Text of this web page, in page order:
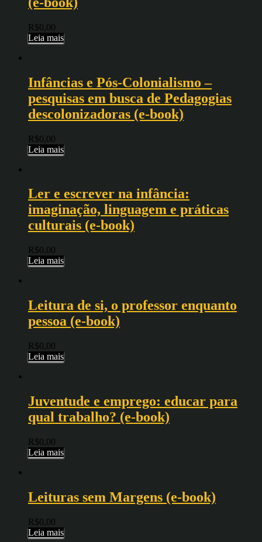
R$0,00
Leia mais
Infâncias e Pós-Colonialismo –
pesquisas em busca de Pedagogias
descolonizadoras (e-book)
R$0,00
Leia mais
Ler e escrever na infância:
imaginação, linguagem e práticas
culturais (e-book)
R$0,00
Leia mais
Leitura de si, o professor enquanto
pessoa (e-book)
R$0,00
Leia mais
Juventude e emprego: educar para
qual trabalho? (e-book)
R$0,00
Leia mais
Leituras sem Margens (e-book)
R$0,00
Leia mais